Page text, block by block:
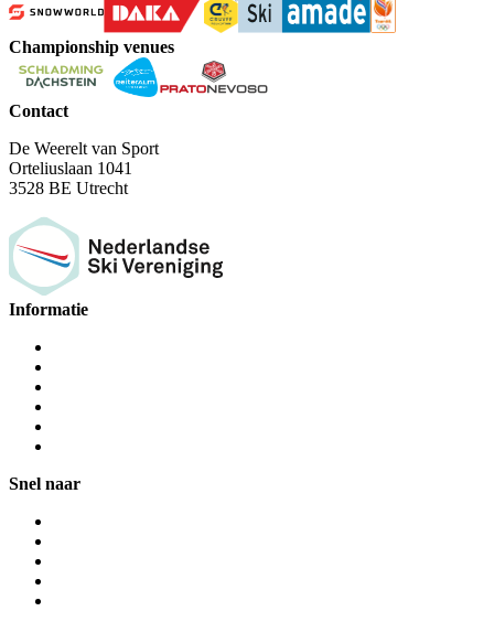
Championship venues
Contact
De Weerelt van Sport
Orteliuslaan 1041
3528 BE Utrecht
Informatie
Snel naar